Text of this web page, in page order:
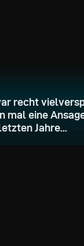
recht
mal eine
Jahre...